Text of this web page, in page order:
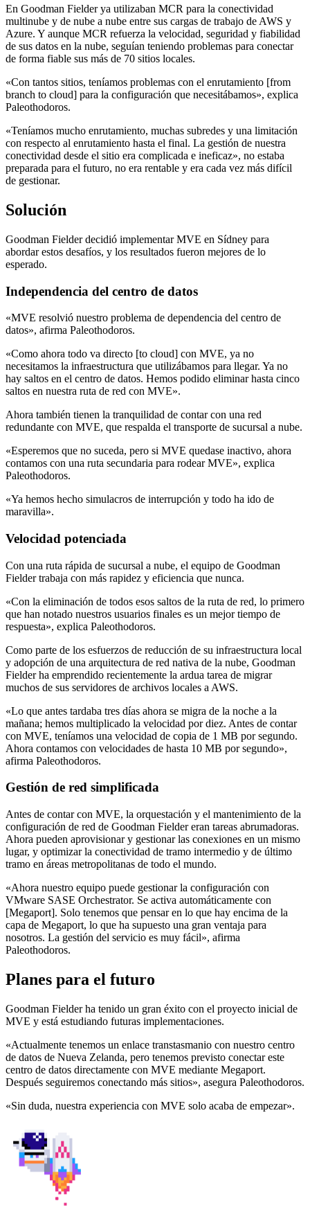
En Goodman Fielder ya utilizaban MCR para la conectividad
multinube y de nube a nube entre sus cargas de trabajo de AWS y
Azure. Y aunque MCR refuerza la velocidad, seguridad y fiabilidad
de sus datos en la nube, seguían teniendo problemas para conectar
de forma fiable sus más de 70 sitios locales.
«Con tantos sitios, teníamos problemas con el enrutamiento [from
branch to cloud] para la configuración que necesitábamos», explica
Paleothodoros.
«Teníamos mucho enrutamiento, muchas subredes y una limitación
con respecto al enrutamiento hasta el final. La gestión de nuestra
conectividad desde el sitio era complicada e ineficaz», no estaba
preparada para el futuro, no era rentable y era cada vez más difícil
de gestionar.
Solución
Goodman Fielder decidió implementar MVE en Sídney para
abordar estos desafíos, y los resultados fueron mejores de lo
esperado.
Independencia del centro de datos
«MVE resolvió nuestro problema de dependencia del centro de
datos», afirma Paleothodoros.
«Como ahora todo va directo [to cloud] con MVE, ya no
necesitamos la infraestructura que utilizábamos para llegar. Ya no
hay saltos en el centro de datos. Hemos podido eliminar hasta cinco
saltos en nuestra ruta de red con MVE».
Ahora también tienen la tranquilidad de contar con una red
redundante con MVE, que respalda el transporte de sucursal a nube.
«Esperemos que no suceda, pero si MVE quedase inactivo, ahora
contamos con una ruta secundaria para rodear MVE», explica
Paleothodoros.
«Ya hemos hecho simulacros de interrupción y todo ha ido de
maravilla».
Velocidad potenciada
Con una ruta rápida de sucursal a nube, el equipo de Goodman
Fielder trabaja con más rapidez y eficiencia que nunca.
«Con la eliminación de todos esos saltos de la ruta de red, lo primero
que han notado nuestros usuarios finales es un mejor tiempo de
respuesta», explica Paleothodoros.
Como parte de los esfuerzos de reducción de su infraestructura local
y adopción de una arquitectura de red nativa de la nube, Goodman
Fielder ha emprendido recientemente la ardua tarea de migrar
muchos de sus servidores de archivos locales a AWS.
«Lo que antes tardaba tres días ahora se migra de la noche a la
mañana; hemos multiplicado la velocidad por diez. Antes de contar
con MVE, teníamos una velocidad de copia de 1 MB por segundo.
Ahora contamos con velocidades de hasta 10 MB por segundo»,
afirma Paleothodoros.
Gestión de red simplificada
Antes de contar con MVE, la orquestación y el mantenimiento de la
configuración de red de Goodman Fielder eran tareas abrumadoras.
Ahora pueden aprovisionar y gestionar las conexiones en un mismo
lugar, y optimizar la conectividad de tramo intermedio y de último
tramo en áreas metropolitanas de todo el mundo.
«Ahora nuestro equipo puede gestionar la configuración con
VMware SASE Orchestrator. Se activa automáticamente con
[Megaport]. Solo tenemos que pensar en lo que hay encima de la
capa de Megaport, lo que ha supuesto una gran ventaja para
nosotros. La gestión del servicio es muy fácil», afirma
Paleothodoros.
Planes para el futuro
Goodman Fielder ha tenido un gran éxito con el proyecto inicial de
MVE y está estudiando futuras implementaciones.
«Actualmente tenemos un enlace transtasmanio con nuestro centro
de datos de Nueva Zelanda, pero tenemos previsto conectar este
centro de datos directamente con MVE mediante Megaport.
Después seguiremos conectando más sitios», asegura Paleothodoros.
«Sin duda, nuestra experiencia con MVE solo acaba de empezar».